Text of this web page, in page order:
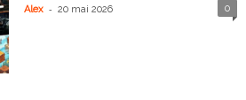
Alex - 20 mai 2026 0